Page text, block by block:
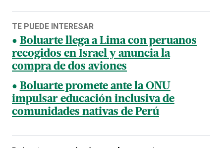
TE PUEDE INTERESAR
Boluarte llega a Lima con peruanos
recogidos en Israel y anuncia la
compra de dos aviones
Boluarte promete ante la ONU
impulsar educación inclusiva de
comunidades nativas de Perú